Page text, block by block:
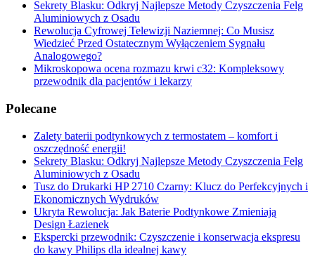
Sekrety Blasku: Odkryj Najlepsze Metody Czyszczenia Felg
Aluminiowych z Osadu
Rewolucja Cyfrowej Telewizji Naziemnej: Co Musisz
Wiedzieć Przed Ostatecznym Wyłączeniem Sygnału
Analogowego?
Mikroskopowa ocena rozmazu krwi c32: Kompleksowy
przewodnik dla pacjentów i lekarzy
Polecane
Zalety baterii podtynkowych z termostatem – komfort i
oszczędność energii!
Sekrety Blasku: Odkryj Najlepsze Metody Czyszczenia Felg
Aluminiowych z Osadu
Tusz do Drukarki HP 2710 Czarny: Klucz do Perfekcyjnych i
Ekonomicznych Wydruków
Ukryta Rewolucja: Jak Baterie Podtynkowe Zmieniają
Design Łazienek
Ekspercki przewodnik: Czyszczenie i konserwacja ekspresu
do kawy Philips dla idealnej kawy